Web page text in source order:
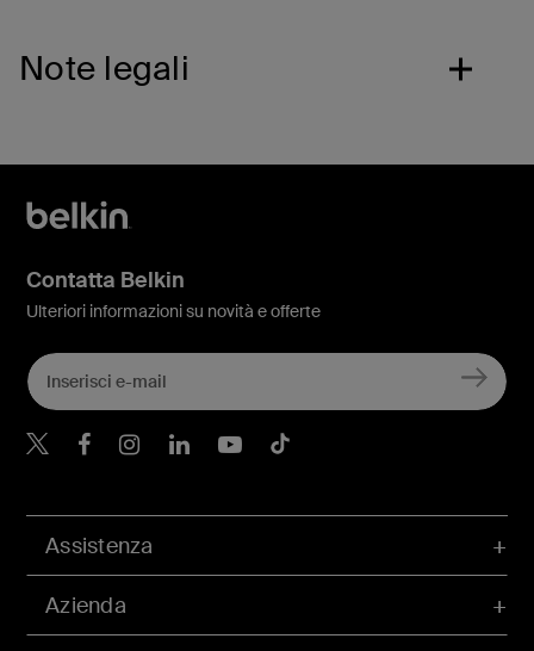
Note legali
Assistenza
Azienda
Contatta Belkin
Ulteriori informazioni su novità e offerte
Belkin Twitter
Belkin Facebook
Belkin Instagram
Belkin LinkedIn
Belkin Youtube
Belkin TikTok